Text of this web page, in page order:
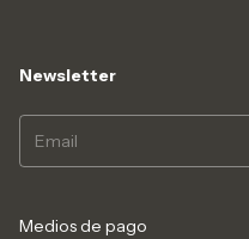
Newsletter
Medios de pago